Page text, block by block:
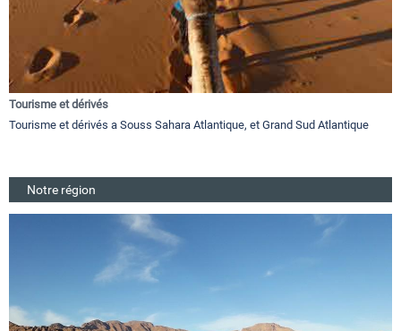
Tourisme et dérivés
Tourisme et dérivés a Souss Sahara Atlantique, et Grand Sud Atlantique
Notre région